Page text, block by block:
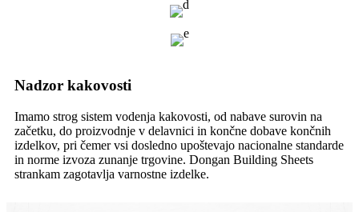
Nadzor kakovosti
Imamo strog sistem vodenja kakovosti, od nabave surovin na
začetku, do proizvodnje v delavnici in končne dobave končnih
izdelkov, pri čemer vsi dosledno upoštevajo nacionalne standarde
in norme izvoza zunanje trgovine. Dongan Building Sheets
strankam zagotavlja varnostne izdelke.